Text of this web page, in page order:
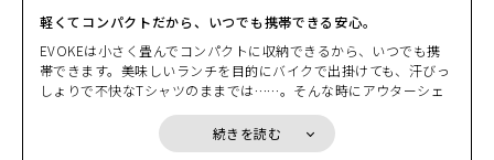
採用していますのでかさばらず着心地も軽やかです。また、インサ
レーションウエアやインナーはデザインやカラーもバリエーション
を豊富にご用意しています。インナーとの組み合わせを楽しんでく
ださい。
軽くてコンパクトだから、いつでも携帯できる安心。
EVOKEは小さく畳んでコンパクトに収納できるから、いつでも携
帯できます。美味しいランチを目的にバイクで出掛けても、汗びっ
しょりで不快なTシャツのままでは……。そんな時にアウターシェ
れば、気持ちよく美味しいランチを堪能できることでしょう。ま
た、EVOKEはコンパクトに収納できますので携帯することも簡単
続きを読む
(税込)
HEATHER EMERAL
M
¥22,000(税込)
カートに入れる
HEATHER EMERAL
カートに入れる